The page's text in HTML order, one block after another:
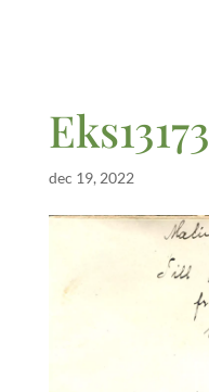
Eks13173
dec 19, 2022